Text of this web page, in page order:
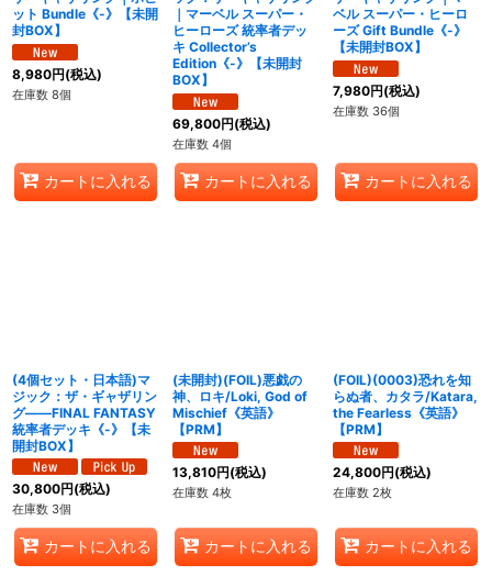
ット Bundle《-》【未開
封BOX】
8,980円(税込)
在庫数 8個
カートに入れる
｜マーベル スーパー・
ヒーローズ 統率者デッ
キ Collector’s
Edition《-》【未開封
BOX】
69,800円(税込)
在庫数 4個
カートに入れる
ベル スーパー・ヒーロ
ーズ Gift Bundle《-》
【未開封BOX】
7,980円(税込)
在庫数 36個
カートに入れる
(4個セット・日本語)マ
ジック：ザ・ギャザリン
グ――FINAL FANTASY
統率者デッキ《-》【未
開封BOX】
30,800円(税込)
在庫数 3個
カートに入れる
(未開封)(FOIL)悪戯の
神、ロキ/Loki, God of
Mischief《英語》
【PRM】
13,810円(税込)
在庫数 4枚
カートに入れる
(FOIL)(0003)恐れを知
らぬ者、カタラ/Katara,
the Fearless《英語》
【PRM】
24,800円(税込)
在庫数 2枚
カートに入れる